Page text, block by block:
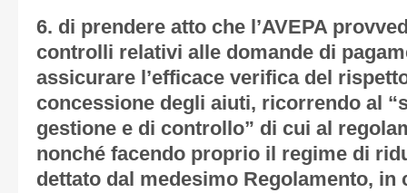
6. di prendere atto che l’AVEPA
controlli relativi alle domande di
assicurare l’efficace verifica del
concessione degli aiuti, ricorrendo al
gestione e di controllo” di cui al
nonché facendo proprio il regime di
dettato dal medesimo Regolamento, in